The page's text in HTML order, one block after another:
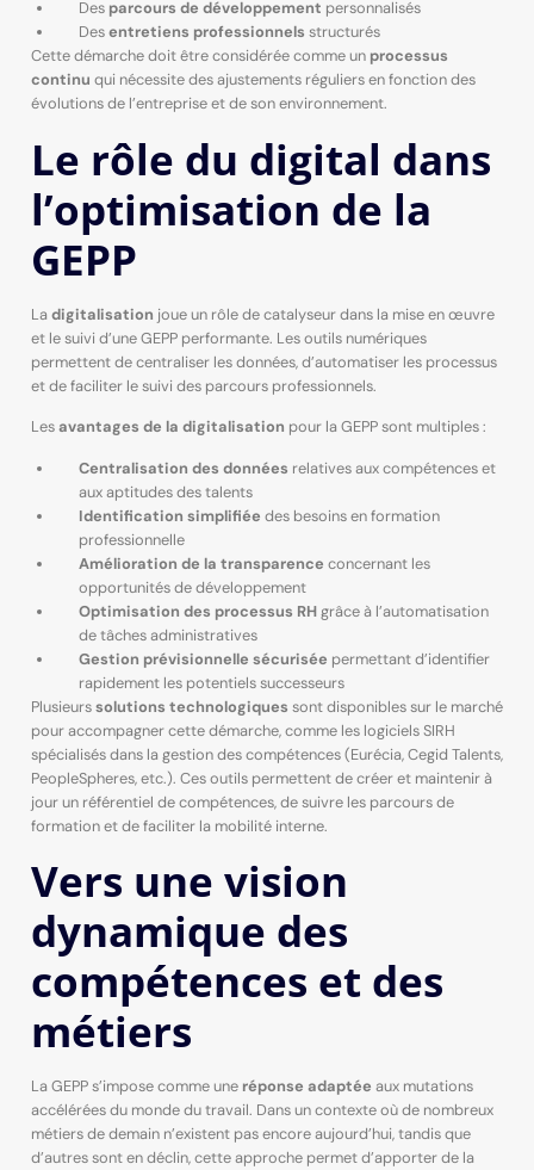
Des parcours de développement personnalisés
Desentretiens professionnels structurés
Cette démarche doit être considérée comme un processus
continu qui nécessite des ajustements réguliers en fonction des
évolutions de l’entreprise et de son environnement.
Le rôle du digital dans
l’optimisation de la
GEPP
Ladigitalisation joue un rôle de catalyseur dans la mise en œuvre
et le suivi d’une GEPP performante. Les outils numériques
permettent de centraliser les données, d’automatiser les processus
et de faciliter le suivi des parcours professionnels.
Lesavantages de la digitalisation pour la GEPP sont multiples :
Centralisation des données relatives aux compétences et
aux aptitudes des talents
Identification simplifiée des besoins en formation
professionnelle
Amélioration de la transparence concernant les
opportunités de développement
Optimisation des processus RHgrâce à l’automatisation
de tâches administratives
Gestion prévisionnelle sécurisée permettant d’identifier
rapidement les potentiels successeurs
Plusieurssolutions technologiques sont disponibles sur le marché
pour accompagner cette démarche, comme les logiciels SIRH
spécialisés dans la gestion des compétences (Eurécia, Cegid Talents,
PeopleSpheres, etc.). Ces outils permettent de créer et maintenir à
jour un référentiel de compétences, de suivre les parcours de
formation et de faciliter la mobilité interne.
Vers une vision
dynamique des
compétences et des
métiers
La GEPP s’impose comme une réponse adaptée aux mutations
accélérées du monde du travail. Dans un contexte où de nombreux
métiers de demain n’existent pas encore aujourd’hui, tandis que
d’autres sont en déclin, cette approche permet d’apporter de la